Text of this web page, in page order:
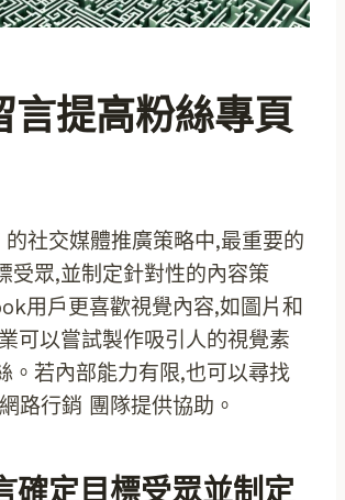
言提高粉絲專頁
社交媒體推廣策略中,最重要的
受眾,並制定針對性的內容策
用戶更喜歡視覺內容,如圖片和
可以嘗試製作吸引人的視覺素
。若內部能力有限,也可以尋找
路行銷 團隊提供協助。
確定目標受眾並制定